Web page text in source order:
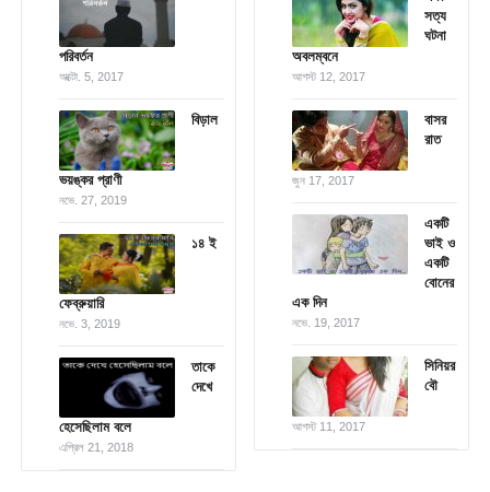
পরিবর্তন
অক্টো. 5, 2017
বিড়াল
ভয়ঙ্কর প্রাণী
নভে. 27, 2019
১৪ ই
ফেব্রুয়ারি
নভে. 3, 2019
তাকে
দেখে
হেসেছিলাম বলে
এপ্রিল 21, 2018
সত্য
ঘটনা
অবলম্বনে
আগস্ট 12, 2017
বাসর
রাত
জুন 17, 2017
একটি
ভাই ও
একটি
বোনের
এক দিন
নভে. 19, 2017
সিনিয়র
বৌ
আগস্ট 11, 2017